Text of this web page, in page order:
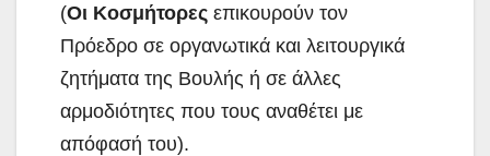
(Οι Κοσμήτορες επικουρούν τον
Πρόεδρο σε οργανωτικά και λειτουργικά
ζητήματα της Βουλής ή σε άλλες
αρμοδιότητες που τους αναθέτει με
απόφασή του).